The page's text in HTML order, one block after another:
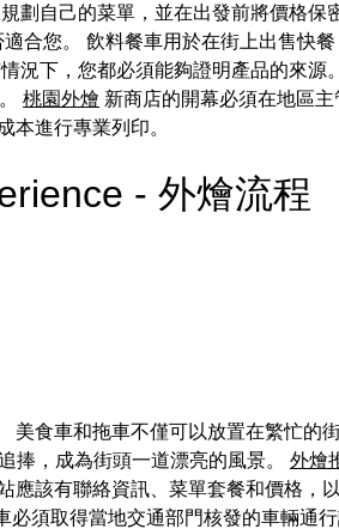
劃自己的菜單，並在出發前將價格保
合您。 飲料餐車用於在街上出售快
況下，您都必須能夠證明產品的來源
桃園外燴 新商店的開幕必須在地區
本進行專業列印。
- 外燴流程
美食車和拖車不僅可以放置在繁忙的
捧，成為街頭一道漂亮的風景。 外燴
該有聯絡資訊、菜單套餐和價格，
須取得當地交通部門核發的車輛通